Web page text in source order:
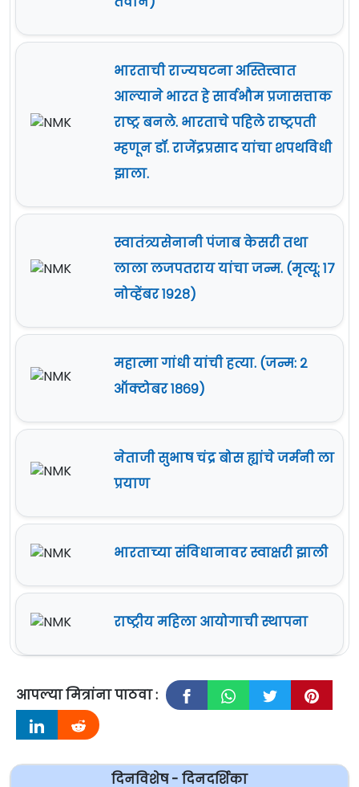
भारताची राज्यघटना अस्तित्त्वात
आल्याने भारत हे सार्वभौम प्रजासत्ताक
राष्ट्र बनले. भारताचे पहिले राष्ट्रपती
म्हणून डॉ. राजेंद्रप्रसाद यांचा शपथविधी
झाला.
स्वातंत्र्यसेनानी पंजाब केसरी तथा
लाला लजपतराय यांचा जन्म. (मृत्यू: १७
नोव्हेंबर १९२८)
महात्मा गांधी यांची हत्या. (जन्म: २
ऑक्टोबर १८६९)
नेताजी सुभाष चंद्र बोस ह्यांचे जर्मनी ला
प्रयाण
भारताच्या संविधानावर स्वाक्षरी झाली
राष्ट्रीय महिला आयोगाची स्थापना
आपल्या मित्रांना पाठवा :
दिनविशेष - दिनदर्शिका